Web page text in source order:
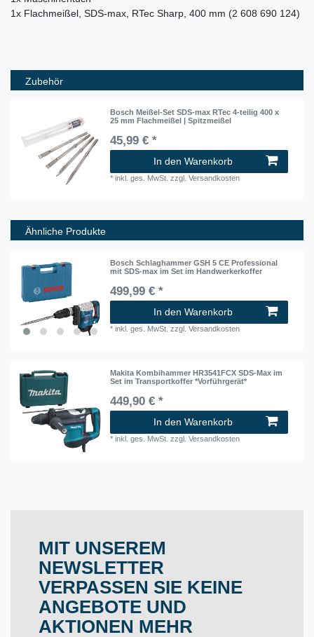
1x Flachmeißel, SDS-max, RTec Sharp, 400 mm (2 608 690 124)
Zubehör
Bosch Meißel-Set SDS-max RTec 4-teilig 400 x
25 mm Flachmeißel | Spitzmeißel
45,99 € *
In den Warenkorb
*inkl. ges. MwSt. zzgl.Versandkosten
Ähnliche Produkte
Bosch Schlaghammer GSH 5 CE Professional
mit SDS-max im Set im Handwerkerkoffer
499,99 € *
In den Warenkorb
*inkl. ges. MwSt. zzgl.Versandkosten
Makita Kombihammer HR3541FCX SDS-Max im
Set im Transportkoffer *Vorführgerät*
449,90 € *
In den Warenkorb
*inkl. ges. MwSt. zzgl.Versandkosten
MIT UNSEREM
NEWSLETTER
VERPASSEN SIE KEINE
ANGEBOTE UND
AKTIONEN MEHR